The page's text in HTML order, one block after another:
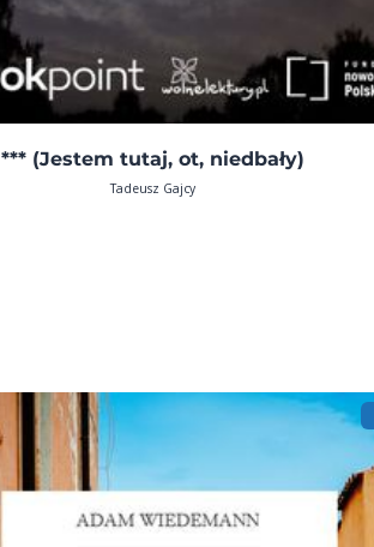
*** (Jestem tutaj, ot, niedbały)
Tadeusz Gajcy